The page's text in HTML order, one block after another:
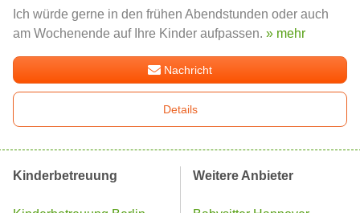
Ich würde gerne in den frühen Abendstunden oder auch
am Wochenende auf Ihre Kinder aufpassen. » mehr
Nachricht
Details
Kinderbetreuung Weitere Anbieter